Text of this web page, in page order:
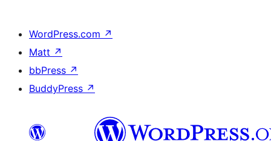
WordPress.com ↗
Matt ↗
bbPress ↗
BuddyPress ↗